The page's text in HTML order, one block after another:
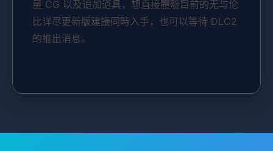
量 CG 以及追加道具，想直接體驗目前的无与伦
比详尽更新版建議同時入手，也可以等待 DLC2
的推出消息。